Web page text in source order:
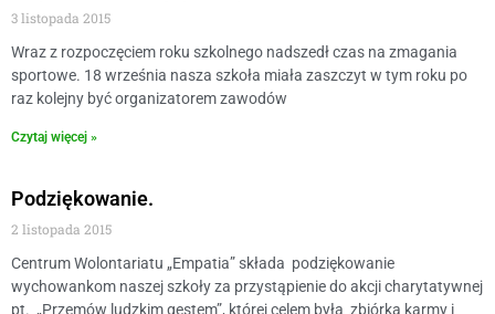
3 listopada 2015
Wraz z rozpoczęciem roku szkolnego nadszedł czas na zmagania
sportowe. 18 września nasza szkoła miała zaszczyt w tym roku po
raz kolejny być organizatorem zawodów
Czytaj więcej »
Podziękowanie.
2 listopada 2015
Centrum Wolontariatu „Empatia” składa podziękowanie
wychowankom naszej szkoły za przystąpienie do akcji charytatywnej
pt. „Przemów ludzkim gestem”, której celem była zbiórka karmy i